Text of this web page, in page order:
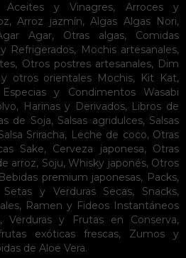
Aceites y Vinagres, Arroces y
, Arroz jazmín, Algas Algas Nori,
Agar, Otras algas, Comidas
Refrigerados, Mochis artesanales,
, Otros postres artesanales, Dim
otros orientales Mochis, Kit Kat,
Especias y Condimentos
Wasabi
, Harinas y Derivados, Libros de
de Soja, Salsas agridulces, Salsas
Sriracha, Leche de coco, Otras
Sake, Cerveza japonesa, Otras
arroz, Soju, Whisky japonés, Otros
Bebidas premium japonesas, Packs,
Setas y Verduras Secas, Snacks,
, Ramen y Fideos Instantáneos
, Verduras y Frutas en Conserva,
exóticas frescas, Zumos y
de Aloe Vera.